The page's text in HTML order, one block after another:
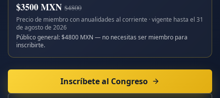
$3500MXN $4800
Precio de miembro con anualidades al corriente · vigente hasta el 31
de agosto de 2026
Público general: $4800 MXN — no necesitas ser miembro para
inscribirte.
Inscríbete al Congreso